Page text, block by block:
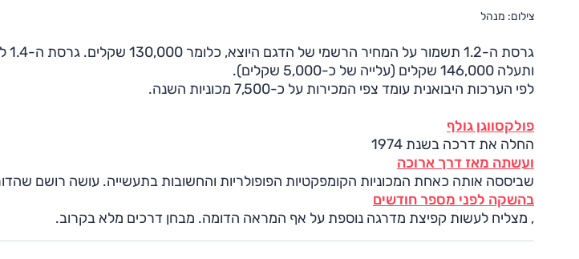
צילום: מנהל
ותעלה 146,000 שקלים (עלייה של כ-5,000 שקלים).
לפי הערכות היבואנית עומד צפי המכירות על כ-7,500 מכוניות השנה.
פולקסווגן גולף
החלה את דרכה בשנת 1974
ועשתה מאז דרך ארוכה
שביססה אותה כאחת המכוניות הקומפקטיות הפופולריות והחשובות בתעשייה. עושה רושם שהדור
בהשקה לפני מספר חודשים
, מצליח לעשות קפיצת מדרגה נוספת על אף המראה הדומה. מבחן דרכים מלא בקרוב.